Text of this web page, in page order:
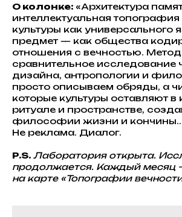
О колонке: «Архитектура
интеллектуальная
культуры как универсального
предмет — как общества
отношения с вечностью.
сравнительное исследование
дизайна, антропологии и
просто описываем обряды, а
которые культуры оставляют в
ритуале и пространстве,
философии жизни и кончины..
Не реклама. Диалог.
P.S. Лаборатория открыта.
продолжается. Каждый месяц
на карте «Топографии